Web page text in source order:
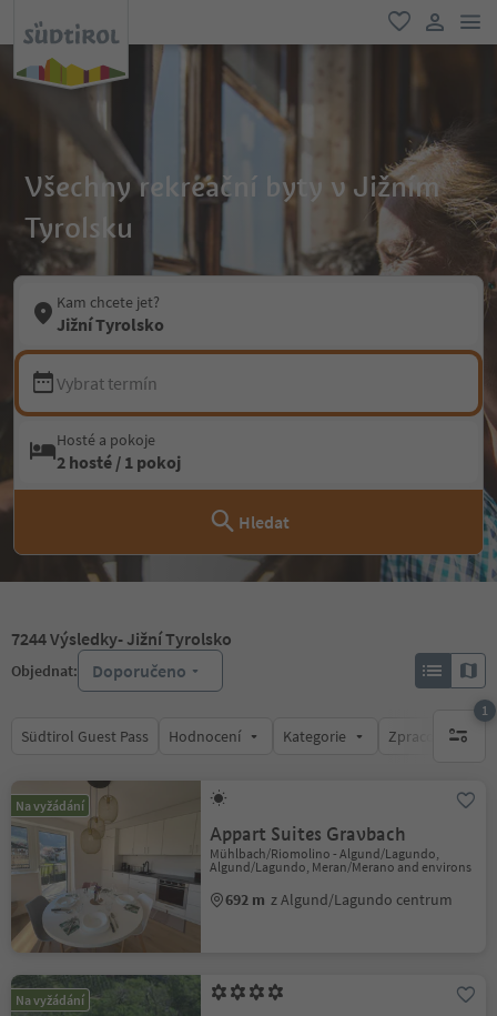
oblíbené
Všechny rekreační byty v Jižním
Tyrolsku
Kam chcete jet?
Jižní Tyrolsko
Vybrat termín
Hosté a pokoje
2 hosté / 1 pokoj
Hledat
7244Výsledky- Jižní Tyrolsko
Objednat: Doporučeno
Südtirol Guest Pass Hodnocení Kategorie Zpracovává
1
1
Na vyžádání
Appart Suites Gravbach
Mühlbach/Riomolino - Algund/Lagundo,
Algund/Lagundo, Meran/Merano and environs
692 m z Algund/Lagundo centrum
Na vyžádání